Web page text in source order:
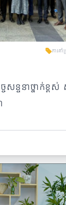
ការគ
សន្ទនាថ្នាក់ខ្ពស់